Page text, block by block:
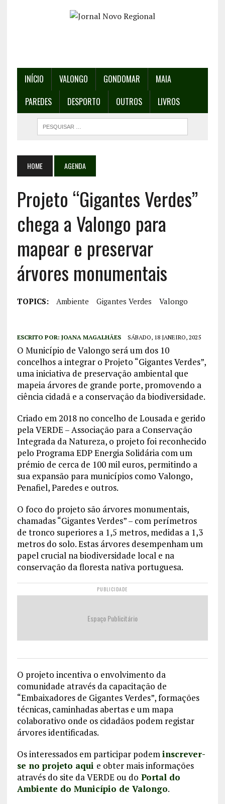
INÍCIO VALONGO GONDOMAR
MAIA
PAREDES
DESPORTO OUTROS LIVROS
HOME AGENDA
Projeto “Gigantes Verdes”
chega a Valongo para
mapear e preservar
árvores monumentais
TOPICS: Ambiente Gigantes Verdes Valongo
ESCRITO POR: JOANA MAGALHÃES SÁBADO, 18 JANEIRO, 2025
O Município de Valongo será um dos 10
concelhos a integrar o Projeto “Gigantes Verdes”,
uma iniciativa de preservação ambiental que
mapeia árvores de grande porte, promovendo a
ciência cidadã e a conservação da biodiversidade.
Criado em 2018 no concelho de Lousada e gerido
pela VERDE – Associação para a Conservação
Integrada da Natureza, o projeto foi reconhecido
pelo Programa EDP Energia Solidária com um
prémio de cerca de 100 mil euros, permitindo a
sua expansão para municípios como Valongo,
Penafiel, Paredes e outros.
O foco do projeto são árvores monumentais,
chamadas “Gigantes Verdes” – com perímetros
de tronco superiores a 1,5 metros, medidas a 1,3
metros do solo. Estas árvores desempenham um
papel crucial na biodiversidade local e na
conservação da floresta nativa portuguesa.
PUBLICIDADE
Espaço Publicitário
O projeto incentiva o envolvimento da
comunidade através da capacitação de
“Embaixadores de Gigantes Verdes”, formações
técnicas, caminhadas abertas e um mapa
colaborativo onde os cidadãos podem registar
árvores identificadas.
Os interessados em participar podeminscrever-
se no projeto aqui e obter mais informações
através do site da VERDE ou do Portal do
Ambiente do Município de Valongo.